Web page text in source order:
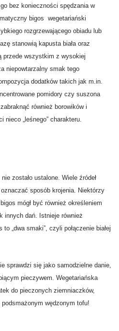
bez konieczności spędzania w
bigos wegetariański
rozgrzewającego obiadu lub
stanowią kapusta biała oraz
przede wszystkim z wysokiej
niepowtarzalny smak tego
dodatków takich jak m.in.
pomidory czy suszona
również borowików i
nieco „leśnego” charakteru.
zostało ustalone. Wiele źródeł
sposób krojenia. Niektórzy
mógł być również określeniem
innych dań. Istnieje również
„dwa smaki”, czyli połączenie białej
sprawdzi się jako samodzielne danie,
pieczywem. Wegetariańska
do pieczonych ziemniaczków,
wędzonym tofu!